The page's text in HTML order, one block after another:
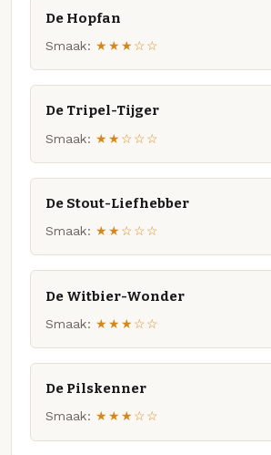
De Hopfan
Smaak: ★★★☆☆
De Tripel-Tijger
Smaak: ★★☆☆☆
De Stout-Liefhebber
Smaak: ★★☆☆☆
De Witbier-Wonder
Smaak: ★★★☆☆
De Pilskenner
Smaak: ★★★☆☆